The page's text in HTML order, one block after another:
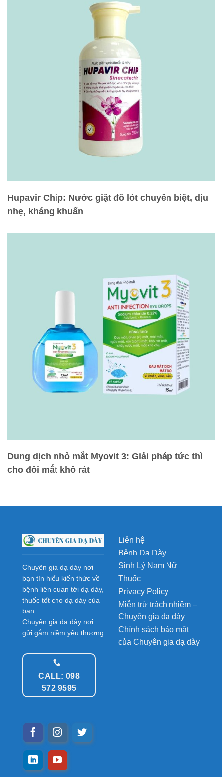
Hupavir Chip: Nước giặt đồ lót chuyên biệt, dịu
nhẹ, kháng khuẩn
Dung dịch nhỏ mắt Myovit 3: Giải pháp tức thì
cho đôi mắt khô rát
Chuyên gia dạ dày nơi
bạn tìn hiểu kiến thức về
bệnh liên quan tới dạ dày,
thuốc tốt cho dạ dày của
bạn.
Chuyên gia dạ dày nơi
gửi gắm niềm yêu thương
CALL: 098
572 9595
Liên hệ
Bệnh Dạ Dày
Sinh Lý Nam Nữ
Thuốc
Privacy Policy
Miễn trừ trách nhiệm –
Chuyên gia dạ dày
Chính sách bảo mật
của Chuyên gia dạ dày